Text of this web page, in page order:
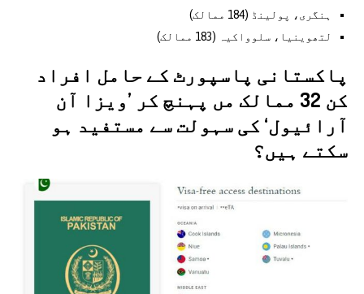
ہنگری، پولینڈ (184 ممالک)
لتھوینیا، سلوواکیہ (183 ممالک)
پاکستانی پاسپورٹ کے حامل افراد
کن 32 ممالک مں پہنچ کر ’ویزا آن
آرائیول‘ کی سہولت سے مستفید ہو
سکتے ہیں؟